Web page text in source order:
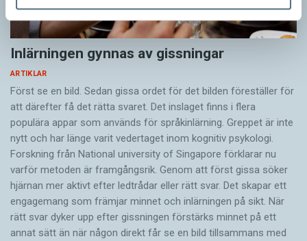
Inlärningen gynnas av gissningar
ARTIKLAR
Först se en bild. Sedan gissa ordet för det bilden föreställer för
att därefter få det rätta svaret. Det inslaget finns i flera
populära appar som används för språkinlärning. Greppet är inte
nytt och har länge varit vedertaget inom kognitiv psykologi.
Forskning från National university of Singa­pore förklarar nu
varför metoden är framgångsrik. Genom att först gissa ­söker
hjärnan mer aktivt ­efter ledtrådar eller rätt svar. Det skapar ett
engagemang som främjar minnet och inlärningen på sikt. När
rätt svar dyker upp efter gissningen förstärks minnet på ett
annat sätt än när någon direkt får se en bild tillsammans med